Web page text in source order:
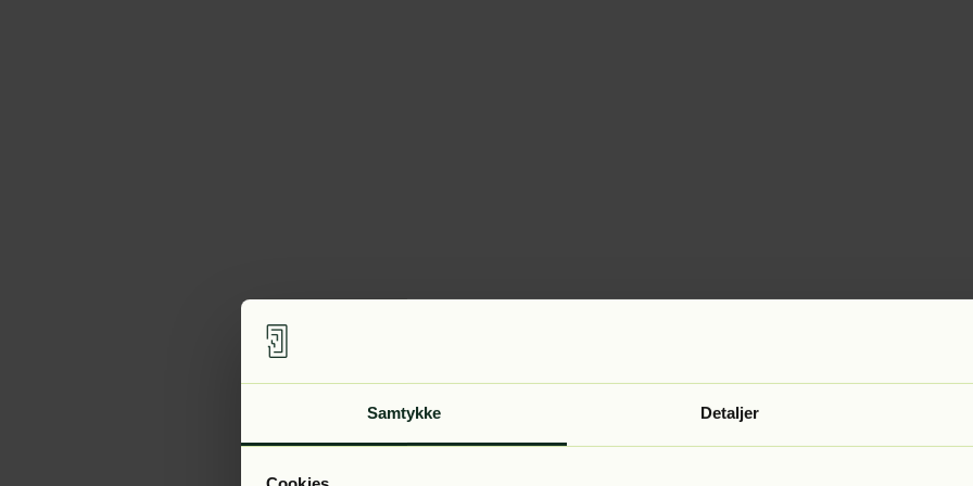
Samtykke Detaljer